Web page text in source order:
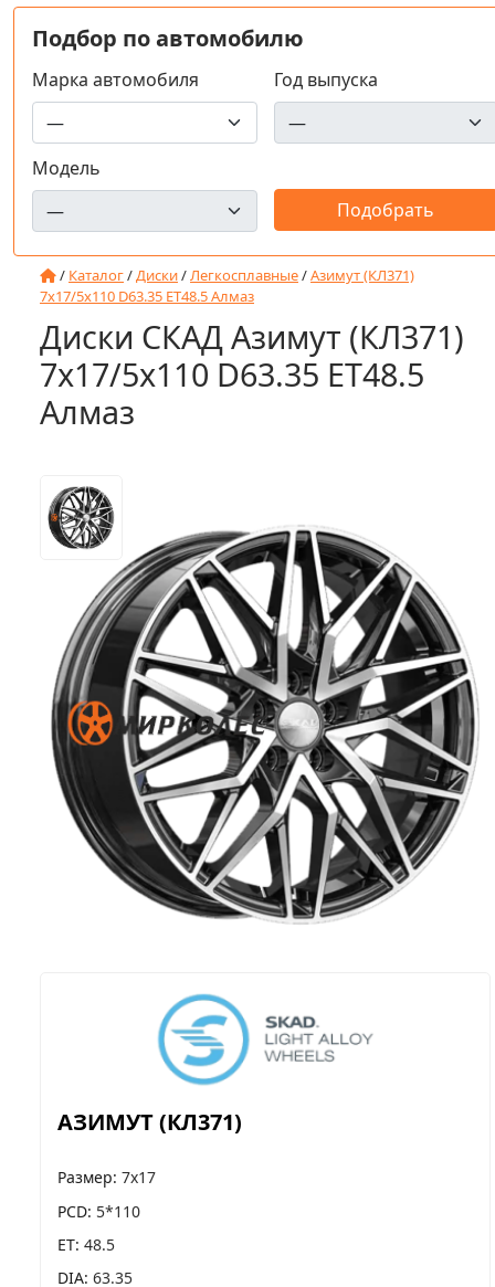
Подбор по автомобилю
Марка автомобиля Год выпуска
Модель
/ Каталог/Диски/Легкосплавные/Азимут (КЛ371)
7x17/5x110 D63.35 ET48.5 Алмаз
Диски СКАД Азимут (КЛ371)
7x17/5x110 D63.35 ET48.5
Алмаз
АЗИМУТ (КЛ371)
Размер 7x17
PCD 5*110
ET 48.5
DIA 63.35